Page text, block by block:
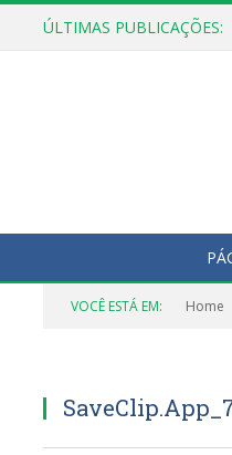
ÚLTIMAS PUBLICAÇÕES:
VOCÊ ESTÁ EM: Home